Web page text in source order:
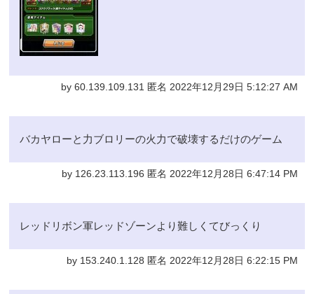
by 60.139.109.131 匿名 2022年12月29日 5:12:27 AM
バカヤローと力ブロリーの火力で破壊するだけのゲーム
by 126.23.113.196 匿名 2022年12月28日 6:47:14 PM
レッドリボン軍レッドゾーンより難しくてびっくり
by 153.240.1.128 匿名 2022年12月28日 6:22:15 PM